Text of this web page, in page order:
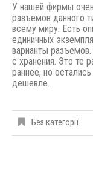
У нашей фирмы
разъемов данного
всему миру. Есть
единичных
варианты
с хранения. Это те
раннее, но
дешевле.
Без категорії